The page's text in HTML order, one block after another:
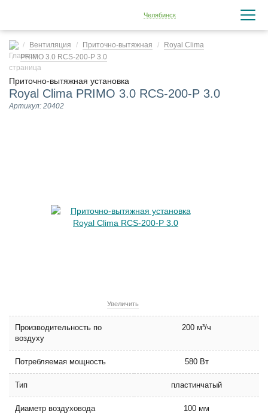
Челябинск
Вентиляция Приточно-вытяжная
Royal Clima
PRIMO 3.0 RCS-200-P 3.0
Приточно-вытяжная установка
Royal Clima PRIMO 3.0 RCS-200-P 3.0
Артикул: 20402
Увеличить
Производительность по
воздуху
200 м³/ч
Потребляемая мощность 580 Вт
Тип пластинчатый
Диаметр воздуховода 100 мм